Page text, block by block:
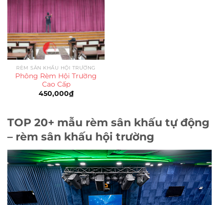
TOP 20+ mẫu rèm sân khấu tự động
– rèm sân khấu hội trường
RÈM SÂN KHẤU HỘI TRƯỜNG
Phông Rèm Hội Trường
Cao Cấp
450,000₫